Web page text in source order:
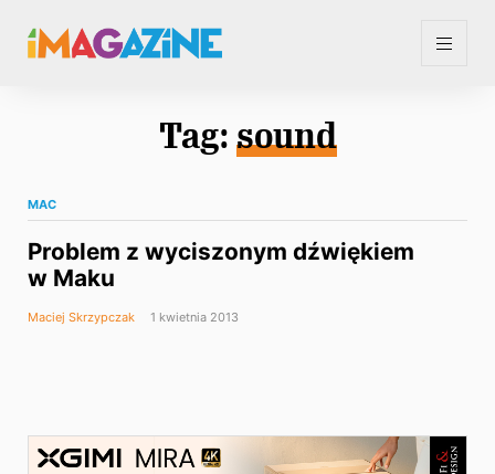
Tag: sound
MAC
Problem z wyciszonym dźwiękiem
w Maku
Maciej Skrzypczak 1 kwietnia 2013